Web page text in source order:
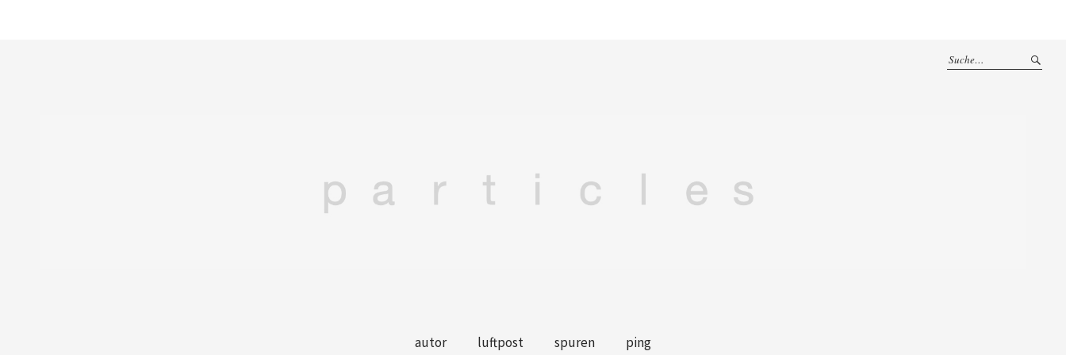
autor luftpost spuren ping